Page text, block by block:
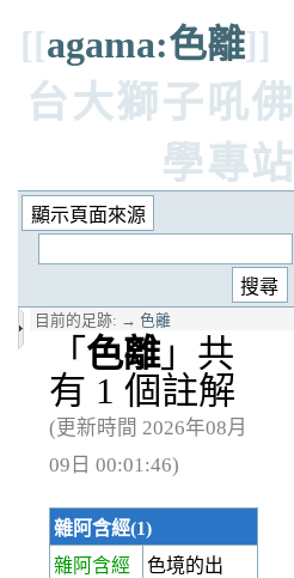
[[agama:色離]]
台大獅子吼佛
學專站
目前的足跡: → 色離
「 色離」共
有 1 個註解
(更新時間 2026年08月
09日 00:01:46)
雜阿含經(1)
雜阿含經
色境的出